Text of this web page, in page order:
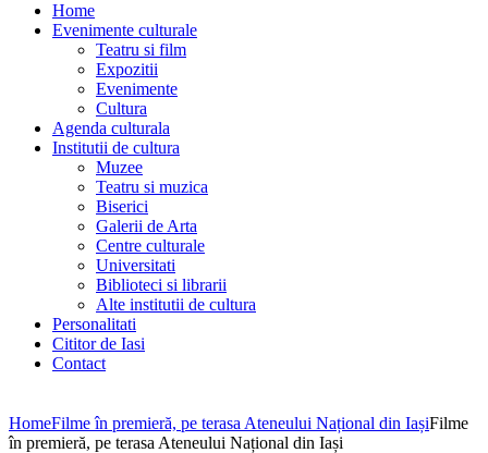
Home
Evenimente culturale
Teatru si film
Expozitii
Evenimente
Cultura
Agenda culturala
Institutii de cultura
Muzee
Teatru si muzica
Biserici
Galerii de Arta
Centre culturale
Universitati
Biblioteci si librarii
Alte institutii de cultura
Personalitati
Cititor de Iasi
Contact
HomeFilme în premieră, pe terasa Ateneului Național din IașiFilme
în premieră, pe terasa Ateneului Național din Iași